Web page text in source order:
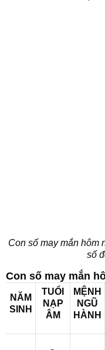
Con số may mắn hôm
số
Con số may mắn
NĂM
SINH
TUỔI
NẠP
ÂM
MỆNH
NGŨ
HÀNH